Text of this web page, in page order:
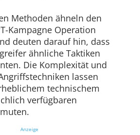
Methoden ähneln den
Kampagne Operation
deuten darauf hin, dass
ähnliche Taktiken
Die Komplexität und
lassen
technischem
verfügbaren
Anzeige